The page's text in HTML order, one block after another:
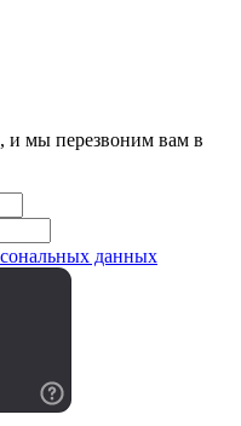
и мы перезвоним вам в
данных